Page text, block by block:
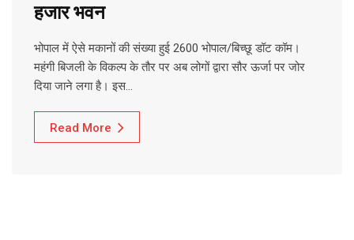
हजार भवन
भोपाल में ऐसे मकानों की संख्या हुई 2600 भोपाल/बिच्छू डॉट कॉम।
महंगी बिजली के विकल्प के तौर पर अब लोगों द्वारा सौर ऊर्जा पर जोर
दिया जाने लगा है। इस…
Read More